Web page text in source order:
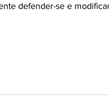
defender-se e